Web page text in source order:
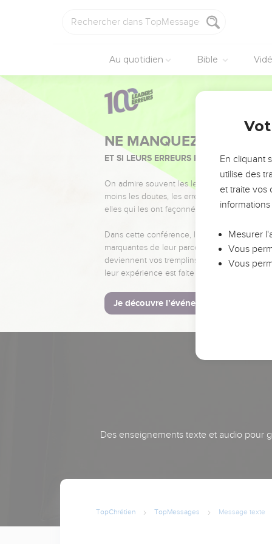
Au quotidien Bible
NE MANQUEZ PAS
ET SI LEURS ERREURS POUVAIENT VOUS
On admire souvent les leaders pour leurs
moins les doutes, les erreurs et les saisons
elles qui les ont façonnés.
Dans cette conférence, leaders,
marquantes de leur parcours et les clés
deviennent vos tremplins. Que vous
leur expérience est faite pour vous.
Je découvre l’événement
Des enseignements texte et audio pour
TopChrétien TopMessages Message texte
En cliquant
utilise des
et traite vos
Mesurer
Vous
Vous